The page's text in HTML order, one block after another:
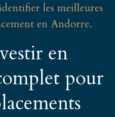
les meilleures
en Andorre.
en
pour